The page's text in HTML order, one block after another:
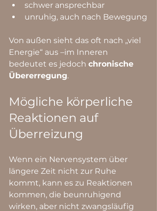
schwer ansprechbar
unruhig, auch nach Bewegung
Von außen sieht das oft nach „viel
Energie“ aus –im Inneren
bedeutet es jedoch chronische
Übererregung.
Mögliche körperliche
Reaktionen auf
Überreizung
Wenn ein Nervensystem über
längere Zeit nicht zur Ruhe
kommt, kann es zu Reaktionen
kommen, die beunruhigend
wirken, aber nicht zwangsläufig